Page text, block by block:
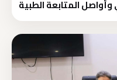
المتابعة الطبية